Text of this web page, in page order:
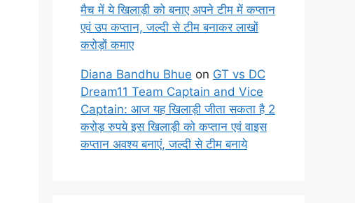
मैच में ये खिलाड़ी को बनाए अपने टीम में कप्तान
एवं उप कप्तान, जल्दी से टीम बनाकर लाखों
करोड़ों कमाए
Diana Bandhu Bhue on GT vs DC
Dream11 Team Captain and Vice
Captain: आज यह खिलाड़ी जीता सकता है 2
करोड़ रुपये इस खिलाड़ी को कप्तान एवं वाइस
कप्तान अवश्य बनाएं, जल्दी से टीम बनाये